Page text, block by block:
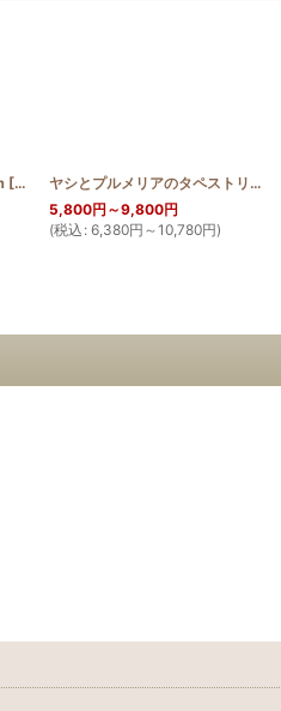
[HQT100_LEHUA]
ヤシとプルメリアのタペストリー
5,800円 ～9,800円
(税込 : 6,380円 ～10,780円)